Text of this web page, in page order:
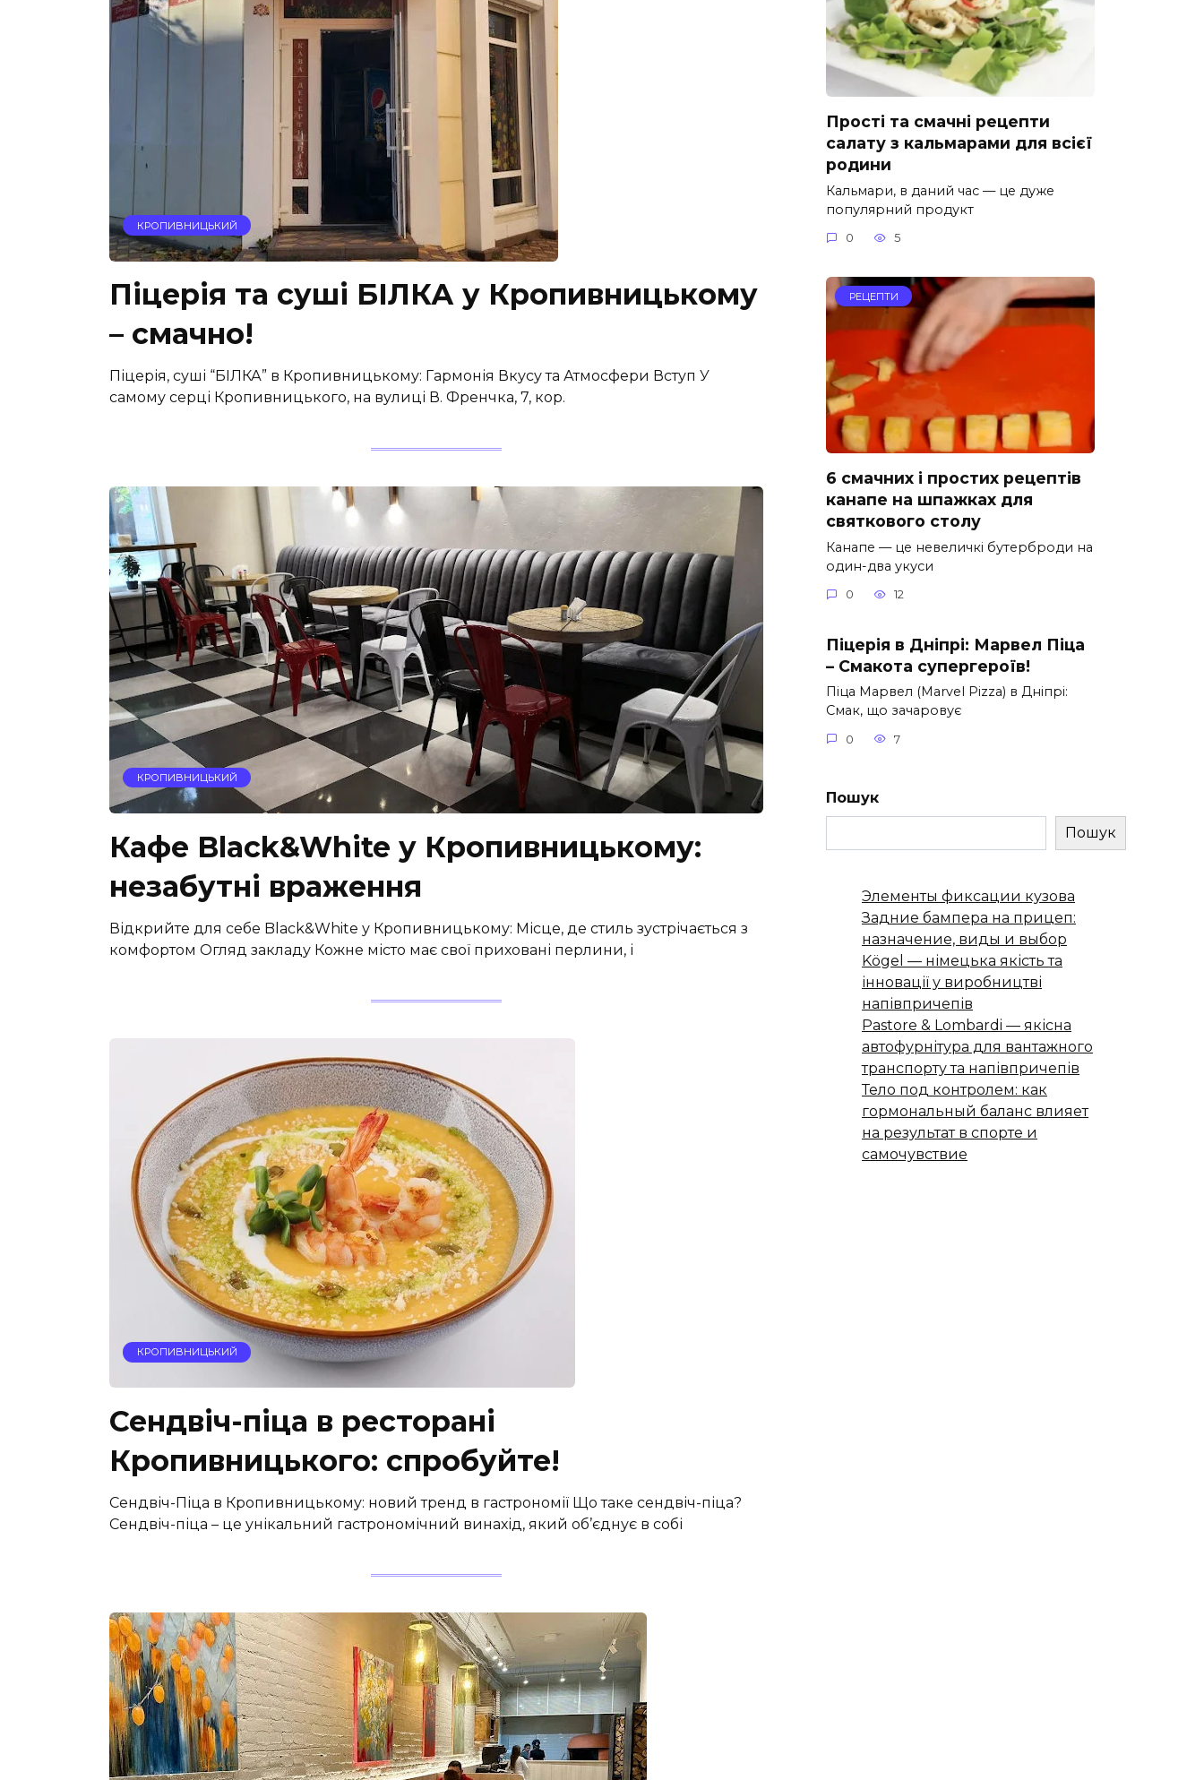
КРОПИВНИЦЬКИЙ
Піцерія та суші БІЛКА у Кропивницькому
– смачно!
Піцерія, суші “БІЛКА” в Кропивницькому: Гармонія Вкусу та Атмосфери Вступ У
самому серці Кропивницького, на вулиці В. Френчка, 7, кор.
КРОПИВНИЦЬКИЙ
Кафе Black&White у Кропивницькому:
незабутні враження
Відкрийте для себе Black&White у Кропивницькому: Місце, де стиль зустрічається з
комфортом Огляд закладу Кожне місто має свої приховані перлини, і
КРОПИВНИЦЬКИЙ
Сендвіч-піца в ресторані
Кропивницького: спробуйте!
Сендвіч-Піца в Кропивницькому: новий тренд в гастрономії Що таке сендвіч-піца?
Сендвіч-піца – це унікальний гастрономічний винахід, який об’єднує в собі
Прості та смачні рецепти
салату з кальмарами для всієї
родини
Кальмари, в даний час — це дуже
популярний продукт
0 5
РЕЦЕПТИ
6 смачних і простих рецептів
канапе на шпажках для
святкового столу
Канапе — це невеличкі бутерброди на
один-два укуси
0 12
Піцерія в Дніпрі: Марвел Піца
– Смакота супергероїв!
Піца Марвел (Marvel Pizza) в Дніпрі:
Смак, що зачаровує
0 7
Пошук
Пошук
Элементы фиксации кузова
Задние бампера на прицеп:
назначение, виды и выбор
Kögel — німецька якість та
інновації у виробництві
напівпричепів
Pastore & Lombardi — якісна
автофурнітура для вантажного
транспорту та напівпричепів
Тело под контролем: как
гормональный баланс влияет
на результат в спорте и
самочувствие